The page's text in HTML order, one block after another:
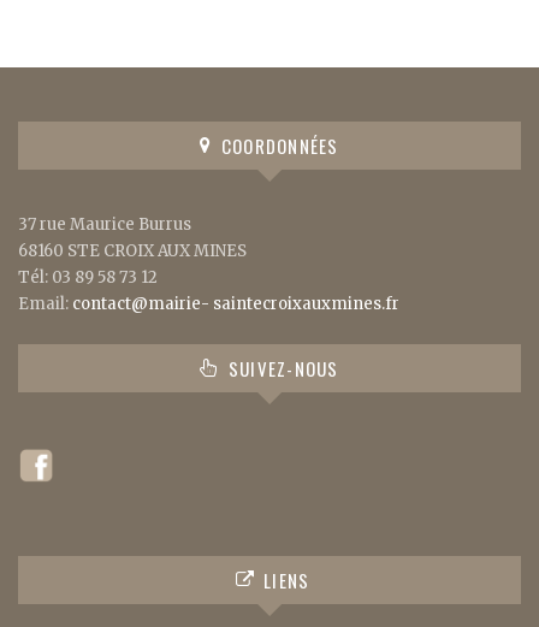
COORDONNÉES
37 rue Maurice Burrus
68160 STE CROIX AUX MINES
Tél: 03 89 58 73 12
Email: contact@mairie- saintecroixauxmines.fr
SUIVEZ-NOUS
LIENS